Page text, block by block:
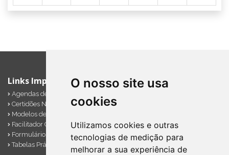
O nosso site usa
cookies
Utilizamos cookies e outras
tecnologias de medição para
melhorar a sua experiência de
Links Importantes
Agendas de Obrigações
Certidões Negativas
Modelos de Documentos
Facilitador Contábil
Formulários Diversos
Tabelas Práticas